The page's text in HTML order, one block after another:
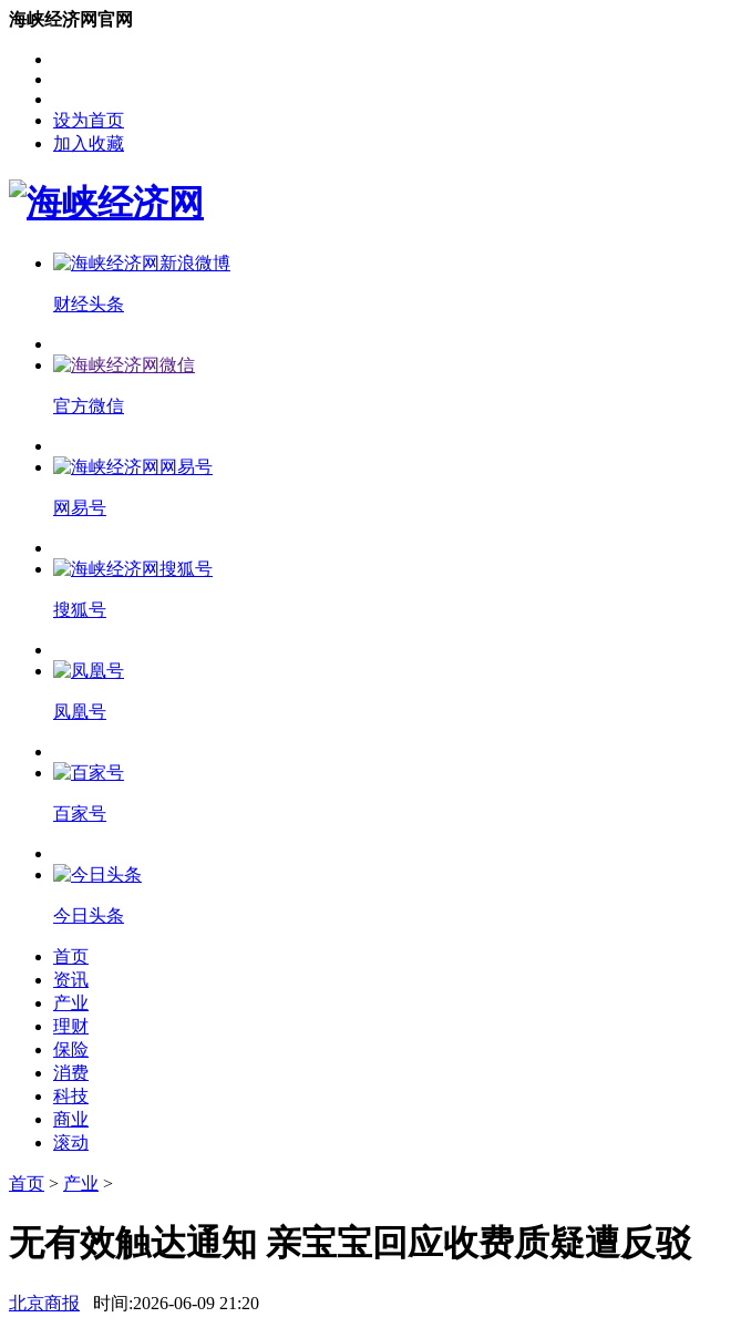
海峡经济网官网
设为首页
加入收藏
财经头条
官方微信
网易号
搜狐号
凤凰号
百家号
今日头条
首页
资讯
产业
理财
保险
消费
科技
商业
滚动
首页 > 产业 >
无有效触达通知 亲宝宝回应收费质疑遭反驳
北京商报 时间:2026-06-09 21:20